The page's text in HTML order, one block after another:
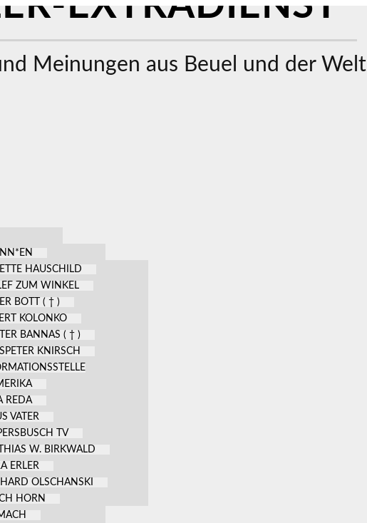
Meinungen aus Beuel und der Welt
HAUSCHILD
ZUM WINKEL
BOTT ( † )
KOLONKO
BANNAS ( † )
KNIRSCH
REDA
VATER
TV
W. BIRKWALD
ERLER
OLSCHANSKI
HORN